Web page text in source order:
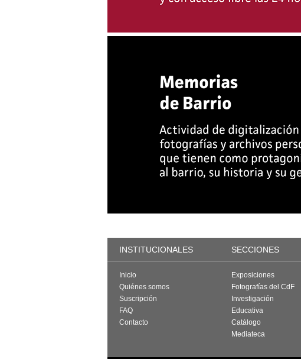
INSTITUCIONALES SECCIONES
Inicio
Quiénes somos
Suscripción
FAQ
Contacto
Exposiciones
Fotografías del CdF
Investigación
Educativa
Catálogo
Mediateca